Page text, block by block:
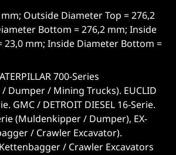
mm; Outside Diameter Top = 276,2
Bottom = 276,2 mm; Inside
23,0 mm; Inside Diameter Bottom =
700-Series
Dumper / Mining Trucks). EUCLID
GMC / DETROIT DIESEL 16-Serie.
(Muldenkipper / Dumper), EX-
/ Crawler Excavator).
/ Crawler Excavators